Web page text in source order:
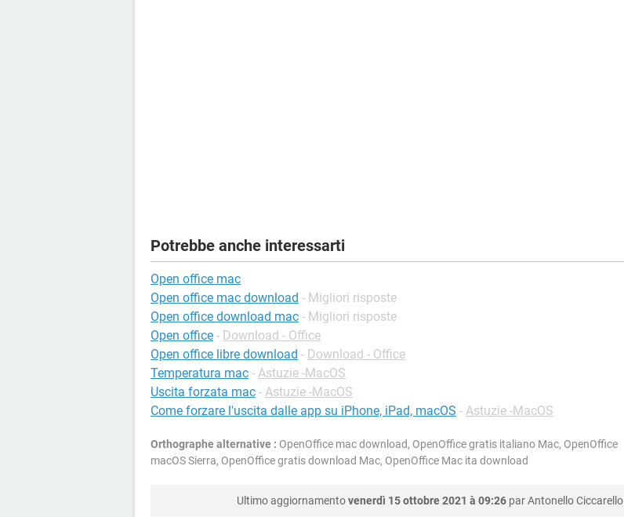
Potrebbe anche interessarti
Open office mac
Open office mac download - Migliori risposte
Open office download mac - Migliori risposte
Open office - Download - Office
Open office libre download - Download - Office
Temperatura mac - Astuzie -MacOS
Uscita forzata mac - Astuzie -MacOS
Come forzare l'uscita dalle app su iPhone, iPad, macOS - Astuzie -MacOS
Orthographe alternative : OpenOffice mac download, OpenOffice gratis italiano Mac, OpenOffice
macOS Sierra, OpenOffice gratis download Mac, OpenOffice Mac ita download
Ultimo aggiornamentovenerdì 15 ottobre 2021 à 09:26 parAntonello Ciccarello